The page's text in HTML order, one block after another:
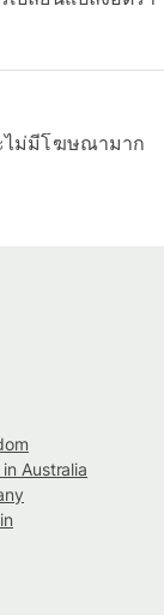
ไม่มีโฆษณามาก
Australia